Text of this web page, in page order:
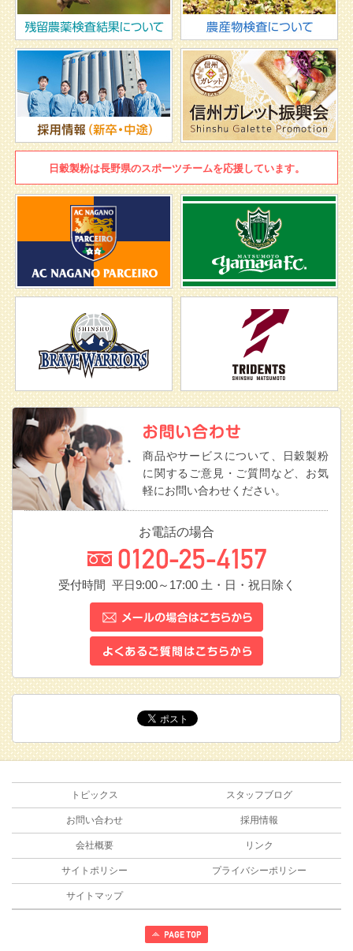
日穀製粉は長野県のスポーツチームを応援しています。
商品やサービスについて、日穀製粉
に関するご意見・ご質問など、お気
軽にお問い合わせください。
お電話の場合
受付時間 平日9:00～17:00土・日・祝日除く
トピックス スタッフブログ
お問い合わせ 採用情報
会社概要 リンク
サイトポリシー プライバシーポリシー
サイトマップ